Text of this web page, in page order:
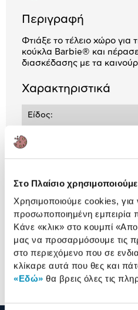
Στο Πλαίσιο
Χρησιμοποιούμε cookies,
προσωποποιημένη εμπειρία
Κάνε «κλικ» στο κουμπί
μας να προσαρμόσουμε τις
στο περιεχόμενο που σε
κλίκαρε αυτά που θες και
«Εδώ» θα βρεις όλες τις
Περιγραφή
Φτιάξε το τέλειο χώρο για
κούκλα Barbie® και
διασκέδασης με τα
Χαρακτηριστικά
Είδος:
Αναλυτική
παρουσίαση
Προδιαγραφές
προϊόντος
Αξιολογήσεις
Αξιολογήσεις